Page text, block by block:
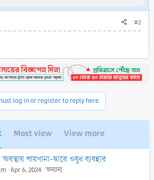
#2
log in or register to reply here.
Most view View more
পায়খানা-দ্বারে ওষুধ ব্যবহার
Apr 6, 2024 অন্যান্য